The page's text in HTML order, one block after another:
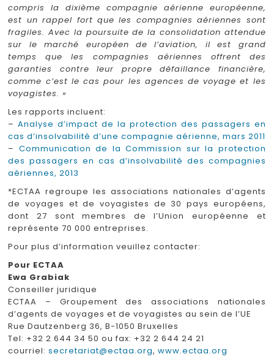
compris la dixième compagnie aérienne européenne,
est un rappel fort que les compagnies aériennes sont
fragiles. Avec la poursuite de la consolidation attendue
sur le marché européen de l’aviation, il est grand
temps que les compagnies aériennes offrent des
garanties contre leur propre défaillance financière,
comme c’est le cas pour les agences de voyage et les
voyagistes. »
Les rapports incluent:
–Analyse d’impact de la protection des passagers en
cas d’insolvabilité d’une compagnie aérienne, mars 2011
– Communication de la Commission sur la protection
des passagers en cas d’insolvabilité des compagnies
aériennes, 2013
*ECTAA regroupe les associations nationales d’agents
de voyages et de voyagistes de 30 pays européens,
dont 27 sont membres de l’Union européenne et
représente 70 000 entreprises.
Pour plus d’information veuillez contacter:
Pour ECTAA
Ewa Grabiak
Conseiller juridique
ECTAA – Groupement des associations nationales
d’agents de voyages et de voyagistes au sein de l’UE
Rue Dautzenberg 36, B-1050 Bruxelles
Tel: +32 2 644 34 50 ou fax: +32 2 644 24 21
courriel:secretariat@ectaa.org,www.ectaa.org